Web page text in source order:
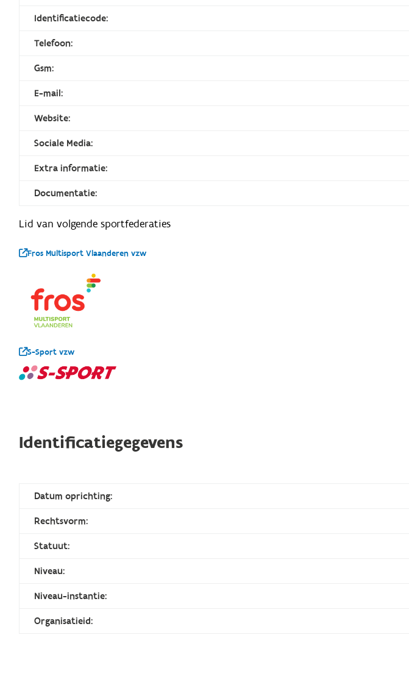
Identificatiecode:
Telefoon:
Gsm:
E-mail:
Website:
Sociale Media:
Extra informatie:
Documentatie:
Lid van volgende sportfederaties
Fros Multisport Vlaanderen vzw
S-Sport vzw
Identificatiegegevens
Datum oprichting:
Rechtsvorm:
Statuut:
Niveau:
Niveau-instantie:
Organisatieid: